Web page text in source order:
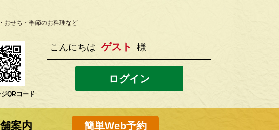
おせち・季節のお料理など
QRコード
こんにちは ゲスト 様
ログイン
案内 簡単Web予約